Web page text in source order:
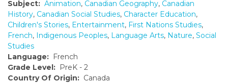
Subject: Animation, Canadian Geography, Canadian
History, Canadian Social Studies, Character Education,
Children's Stories, Entertainment, First Nations Studies,
French, Indigenous Peoples, Language Arts, Nature, Social
Studies
Language: French
Grade Level: PreK - 2
Country Of Origin: Canada